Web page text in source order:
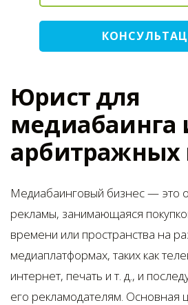
Юрист для
медиабаинга
арбитражных
Медиабаинговый бизнес — это
рекламы, занимающаяся
времени или пространства на
медиаплатформах, таких как
интернет, печать и т. д., и
его рекламодателям. Основная